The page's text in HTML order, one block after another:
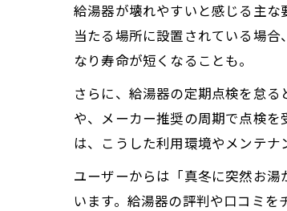
給湯器が壊れやすいと感じる主
当たる場所に設置されている場
なり寿命が短くなることも。
さらに、給湯器の定期点検を怠
や、メーカー推奨の周期で点検
は、こうした利用環境やメンテナ
ユーザーからは「真冬に突然お
います。給湯器の評判や口コミを